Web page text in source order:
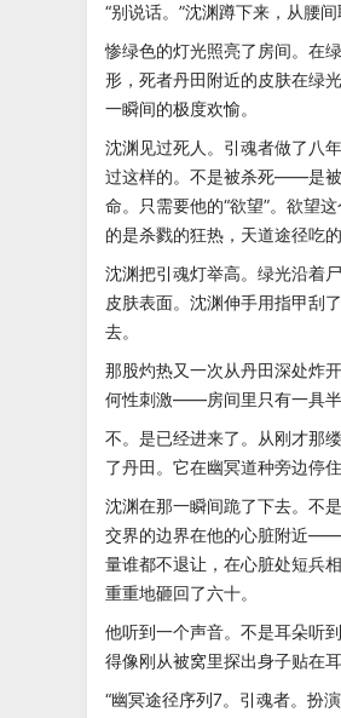
“别说话。”沈渊蹲下来，从腰间
惨绿色的灯光照亮了房间。在
形，死者丹田附近的皮肤在绿
一瞬间的极度欢愉。
沈渊见过死人。引魂者做了八
过这样的。不是被杀死——是被
命。只需要他的“欲望”。欲望
的是杀戮的狂热，天道途径吃
沈渊把引魂灯举高。绿光沿着
皮肤表面。沈渊伸手用指甲刮
去。
那股灼热又一次从丹田深处炸
何性刺激——房间里只有一具半
不。是已经进来了。从刚才那
了丹田。它在幽冥道种旁边停
沈渊在那一瞬间跪了下去。不
交界的边界在他的心脏附近——
量谁都不退让，在心脏处短兵
重重地砸回了六十。
他听到一个声音。不是耳朵听
得像刚从被窝里探出身子贴在
“幽冥途径序列7。引魂者。扮